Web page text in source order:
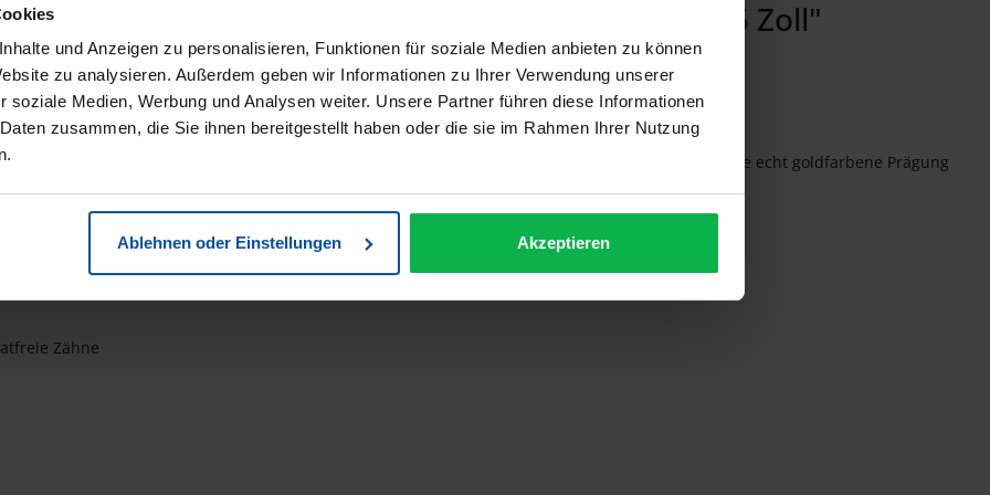
und Anzeigen zu personalisieren, Funktionen für soziale Medien anbieten zu können
zu analysieren. Außerdem geben wir Informationen zu Ihrer Verwendung unserer
soziale Medien, Werbung und Analysen weiter. Unsere Partner führen diese Informationen
zusammen, die Sie ihnen bereitgestellt haben oder die sie im Rahmen Ihrer Nutzung
Ablehnen oder Einstellungen Akzeptieren
Naturkautschuk- Kamm 1628-401 - 7,5 Zoll"
Kamm 1628-401 - 7,5 Zoll
Naturkautschuk - werden handgesägt, handgeschliffen und von Hand poliert. Wenn der Kamm die echt goldfarbene Prägung
und genügt höchsten professionellen Ansprüchen.
Schrägung im Feinzahnbereich.
Zähne